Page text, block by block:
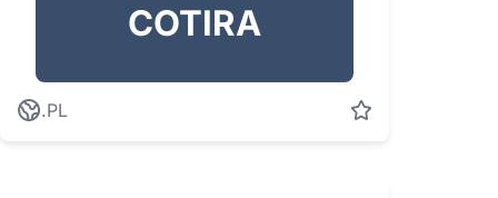
COTIRA
.PL